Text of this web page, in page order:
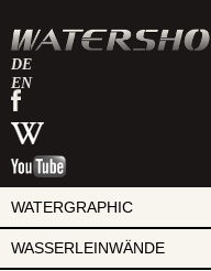
DE
EN
watershow
auf
facebook
watershow
bei
wikipedia
watershow
youtube
WATERGRAPHIC
WASSERLEINWÄNDE